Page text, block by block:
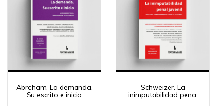
Abraham. La demanda.
Su escrito e inicio
Schweizer. La
inimputabilidad penal